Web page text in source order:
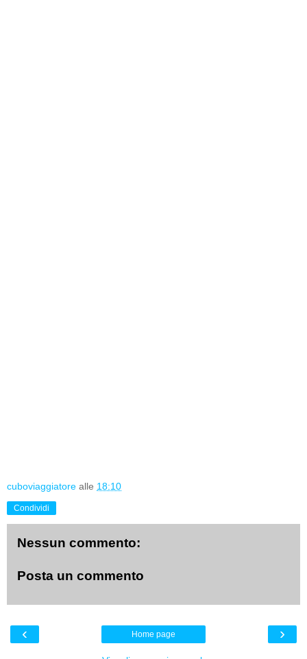
cuboviaggiatore alle 18:10
Condividi
Nessun commento:
Posta un commento
‹ ›
Home page